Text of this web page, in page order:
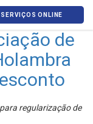
SERVIÇOS ONLINE
de
regularização de